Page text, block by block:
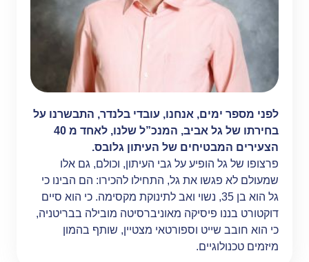
לפני מספר ימים, אנחנו, עובדי בלנדר, התבשרנו על
בחירתו של גל אביב, המנכ”ל שלנו, לאחד מ 40
הצעירים המבטיחים של העיתון גלובס.
פרצופו של גל הופיע על גבי העיתון, וכולם, גם אלו
שמעולם לא פגשו את גל, התחילו להכירו: הם הבינו כי
גל הוא בן 35, נשוי ואב לתינוקת מקסימה. כי הוא סיים
דוקטורט בננו פיסיקה מאוניברסיטה מובילה בבריטניה,
כי הוא חובב שייט וספורטאי מצטיין, שותף בהמון
מיזמים טכנולוגיים.